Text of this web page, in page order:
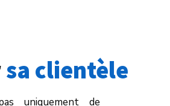
sa clientèle
uniquement de